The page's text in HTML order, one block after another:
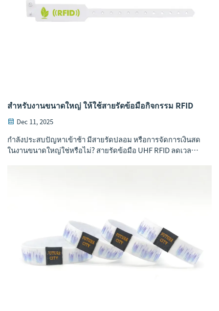
สำหรับงานขนาดใหญ่ ให้ใช้สายรัดข้อมือกิจกรรม RFID
Dec 11, 2025
กำลังประสบปัญหาเข้าช้า มีสายรัดปลอม หรือการจัดการเงินสด
ในงานขนาดใหญ่ใช่หรือไม่? สายรัดข้อมือ UHF RFID ลดเวลา